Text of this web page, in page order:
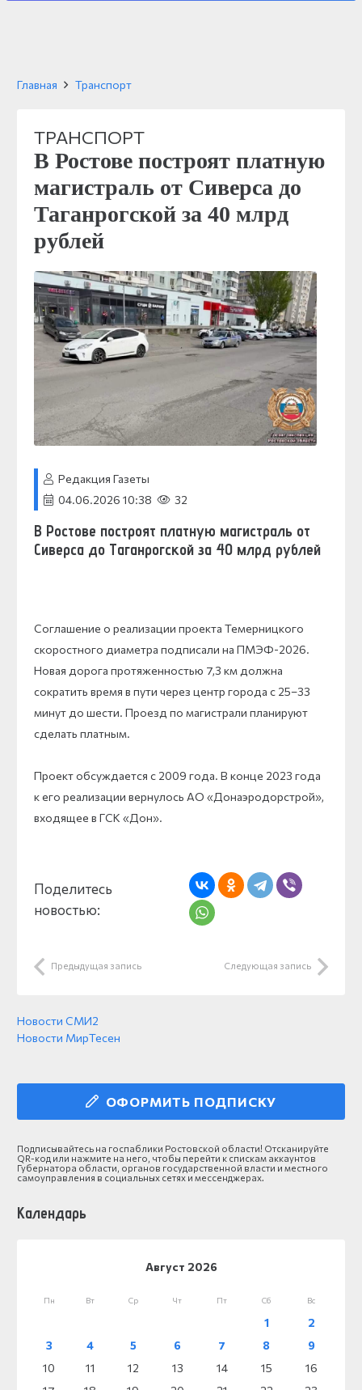
Главная Транспорт
ТРАНСПОРТ
В Ростове построят платную
магистраль от Сиверса до
Таганрогской за 40 млрд
рублей
Редакция Газеты
04.06.2026 10:38
32
В Ростове построят платную магистраль от
Сиверса до Таганрогской за 40 млрд рублей
Соглашение о реализации проекта Темерницкого
скоростного диаметра подписали на ПМЭФ-2026.
Новая дорога протяженностью 7,3 км должна
сократить время в пути через центр города с 25–33
минут до шести. Проезд по магистрали планируют
сделать платным.
Проект обсуждается с 2009 года. В конце 2023 года
к его реализации вернулось АО «Донаэродорстрой»,
входящее в ГСК «Дон».
Поделитесь
новостью:
Предыдущая запись Следующая запись
Новости СМИ2
Новости МирТесен
ОФОРМИТЬ ПОДПИСКУ
Подписывайтесь на госпаблики Ростовской области! Отсканируйте
QR-код или нажмите на него, чтобы перейти к спискам аккаунтов
Губернатора области, органов государственной власти и местного
самоуправления в социальных сетях и мессенджерах.
Календарь
Август 2026
Пн Вт Ср Чт Пт Сб Вс
1
2
3
4 5 6 7 8
9
10
11 12 13 14 15
16